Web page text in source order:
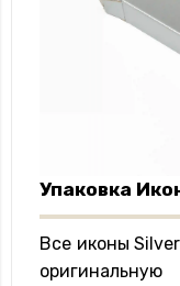
Упаковка
Все иконы